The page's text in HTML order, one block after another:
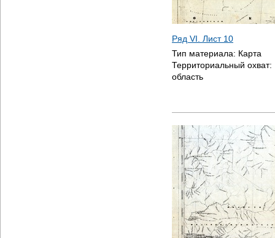
Ряд VI. Лист 10
Тип материала: Карта
Территориальный охват:
область